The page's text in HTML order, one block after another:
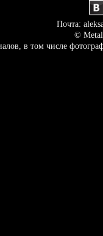
Почта:
©
в том числе